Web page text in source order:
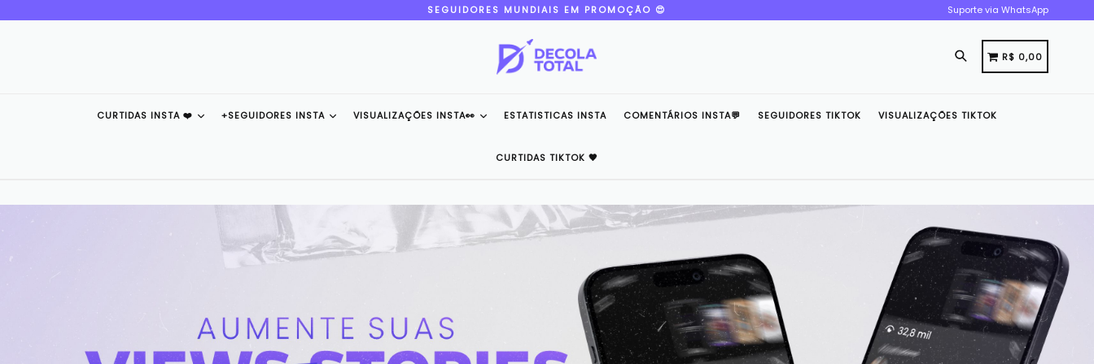
SEGUIDORES MUNDIAIS EM PROMOÇÃO 😍 Suporte via WhatsApp
Pesquisar
CARRINHO
CARRINHO
R$ 0,00
CURTIDAS INSTA ❤️ +SEGUIDORES INSTA VISUALIZAÇÕES INSTA👀 ESTATISTICAS INSTA COMENTÁRIOS INSTA💬 SEGUIDORES TIKTOK VISUALIZAÇÕES TIKTOK
CURTIDAS TIKTOK 🖤